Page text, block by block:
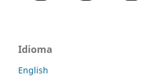
Idioma
English